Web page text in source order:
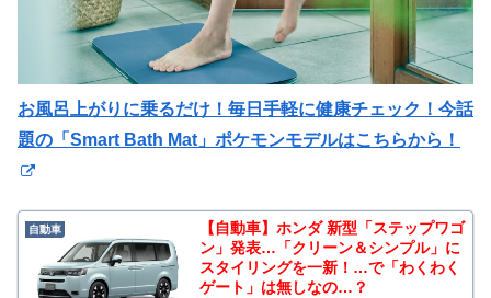
お風呂上がりに乗るだけ！毎日手軽に健康チェック！今話
題の「Smart Bath Mat」ポケモンモデルはこちらから！
自動車
【自動車】ホンダ 新型「ステップワゴ
ン」発表…「クリーン＆シンプル」に
スタイリングを一新！…で「わくわく
ゲート」は無しなの…？